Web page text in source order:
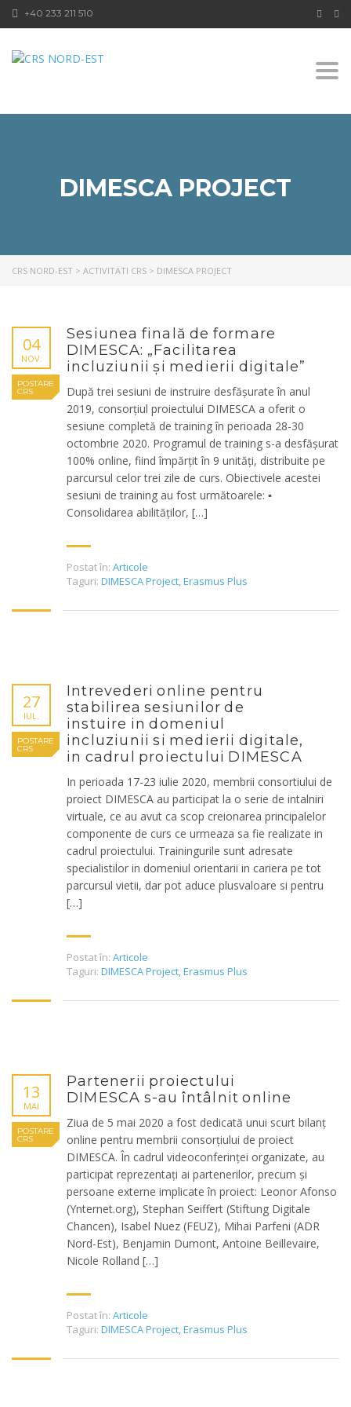
+40 233 211 510
DIMESCA PROJECT
CRS NORD-EST > ACTIVITATI CRS > DIMESCA PROJECT
04
NOV.
POSTARE
CRS
Sesiunea finală de formare
DIMESCA: „Facilitarea
incluziunii și medierii digitale”
După trei sesiuni de instruire desfășurate în anul
2019, consorțiul proiectului DIMESCA a oferit o
sesiune completă de training în perioada 28-30
octombrie 2020. Programul de training s-a desfășurat
100% online, fiind împărțit în 9 unități, distribuite pe
parcursul celor trei zile de curs. Obiectivele acestei
sesiuni de training au fost următoarele: ▪
Consolidarea abilităților, […]
Postat în: Articole
Taguri: DIMESCA Project,Erasmus Plus
27
IUL.
POSTARE
CRS
Intrevederi online pentru
stabilirea sesiunilor de
instuire in domeniul
incluziunii si medierii digitale,
in cadrul proiectului DIMESCA
In perioada 17-23 iulie 2020, membrii consortiului de
proiect DIMESCA au participat la o serie de intalniri
virtuale, ce au avut ca scop creionarea principalelor
componente de curs ce urmeaza sa fie realizate in
cadrul proiectului. Trainingurile sunt adresate
specialistilor in domeniul orientarii in cariera pe tot
parcursul vietii, dar pot aduce plusvaloare si pentru
[…]
Postat în: Articole
Taguri: DIMESCA Project,Erasmus Plus
13
MAI
POSTARE
CRS
Partenerii proiectului
DIMESCA s-au întâlnit online
Ziua de 5 mai 2020 a fost dedicată unui scurt bilanț
online pentru membrii consorțiului de proiect
DIMESCA. În cadrul videoconferinței organizate, au
participat reprezentați ai partenerilor, precum și
persoane externe implicate în proiect: Leonor Afonso
(Ynternet.org), Stephan Seiffert (Stiftung Digitale
Chancen), Isabel Nuez (FEUZ), Mihai Parfeni (ADR
Nord-Est), Benjamin Dumont, Antoine Beillevaire,
Nicole Rolland […]
Postat în: Articole
Taguri: DIMESCA Project,Erasmus Plus